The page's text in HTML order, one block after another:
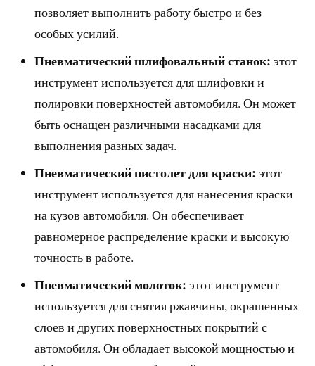
позволяет выполнить работу быстро и без
особых усилий.
Пневматический шлифовальный станок: этот
инструмент используется для шлифовки и
полировки поверхностей автомобиля. Он может
быть оснащен различными насадками для
выполнения разных задач.
Пневматический пистолет для краски: этот
инструмент используется для нанесения краски
на кузов автомобиля. Он обеспечивает
равномерное распределение краски и высокую
точность в работе.
Пневматический молоток: этот инструмент
используется для снятия ржавчины, окрашенных
слоев и других поверхностных покрытий с
автомобиля. Он обладает высокой мощностью и